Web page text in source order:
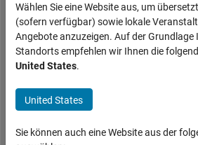
Nikolay
Chumerin
Toyota
Motor
Europe
Aktiv
Wählen Sie eine Website aus, um
(sofern verfügbar) sowie lokale
Angebote anzuzeigen. Auf der Grundlage
Standorts empfehlen wir Ihnen die
United States.
United States
Sie können auch eine Website aus der